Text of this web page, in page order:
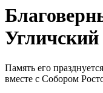
Угличский
Память его
вместе с Собором